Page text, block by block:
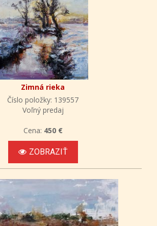
Zimná rieka
Číslo položky: 139557
Voľný predaj
Cena: 450 €
ZOBRAZIŤ